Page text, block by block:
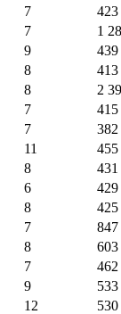
7
423
7
1
9
439
8
413
8
2
7
415
7
382
11
455
8
431
6
429
8
425
7
847
8
603
7
462
9
533
12
530